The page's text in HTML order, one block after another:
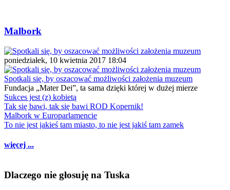
Malbork
poniedziałek, 10 kwietnia 2017 18:04
Spotkali się, by oszacować możliwości założenia muzeum
Fundacja „Mater Dei”, ta sama dzięki której w dużej mierze
Sukces jest (z) kobietą
Tak się bawi, tak się bawi ROD Kopernik!
Malbork w Europarlamencie
To nie jest jakieś tam miasto, to nie jest jakiś tam zamek
więcej ...
Dlaczego nie głosuję na Tuska